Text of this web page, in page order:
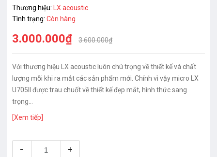
Thương hiệu:
LX acoustic
Tình trạng: Còn hàng
3.000.000₫ 3.600.000₫
Với thương hiệu LX acoustic luôn chú trọng về thiết kế và chất
lượng mỗi khi ra mắt các sản phẩm mới. Chính vì vậy micro LX
U705II được trau chuốt về thiết kế đẹp mắt, hình thức sang
trọng...
[Xem tiếp]
- +